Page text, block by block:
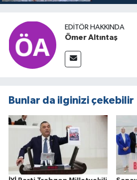
buluşuyo
EDITÖR HAKKINDA
Ömer Altıntaş
Bunlar da ilginizi çekebilir